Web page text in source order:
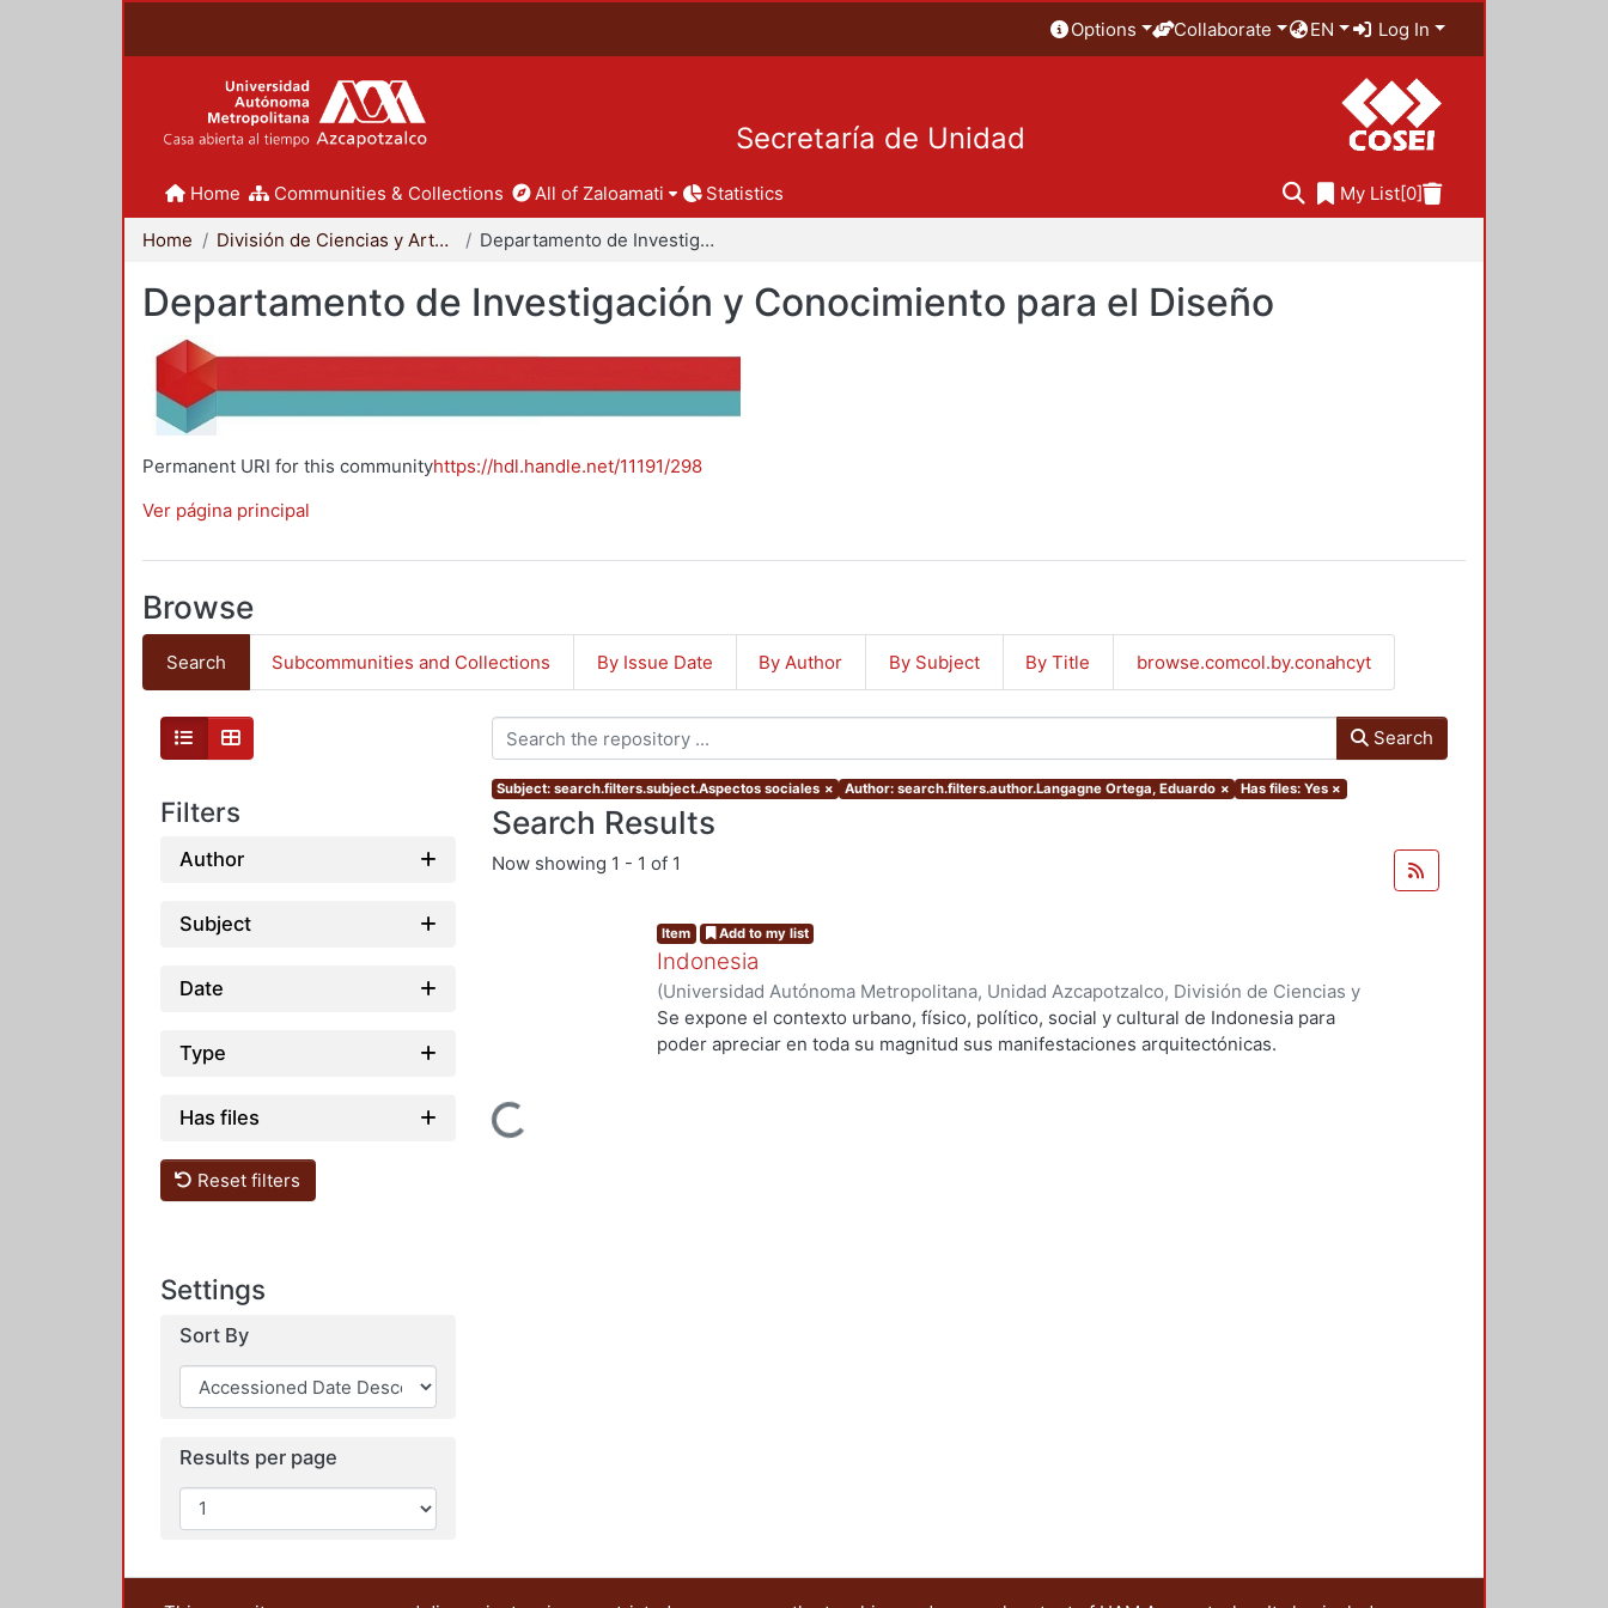
Options Collaborate EN Log In
Secretaría de Unidad
Home Communities & Collections All of Zaloamati Statistics My List[0]
Home División de Ciencias y Artes para el Diseño Departamento de Investigación y Conocimiento para el Diseño
Departamento de Investigación y Conocimiento para el Diseño
Permanent URI for this communityhttps://hdl.handle.net/11191/298
Ver página principal
Browse
Search Subcommunities and Collections By Issue Date By Author By Subject By Title browse.comcol.by.conahcyt
Filters
Author
Subject
Date
Type
Has files
Reset filters
Settings
Sort By
Results per page
Search
Subject: search.filters.subject.Aspectos sociales × Author: search.filters.author.Langagne Ortega, Eduardo × Has files: Yes ×
Search Results
Now showing 1 - 1 of 1
Loading...
Item Add to my list
Indonesia
(Universidad Autónoma Metropolitana, Unidad Azcapotzalco, División de Ciencias y
Artes Para el Diseño, Departamento de Investigación y Conocimiento para el
Diseño, Área de Hábitat y Diseño,2014) Langagne Ortega, Eduardo
Se expone el contexto urbano, físico, político, social y cultural de Indonesia para
poder apreciar en toda su magnitud sus manifestaciones arquitectónicas.